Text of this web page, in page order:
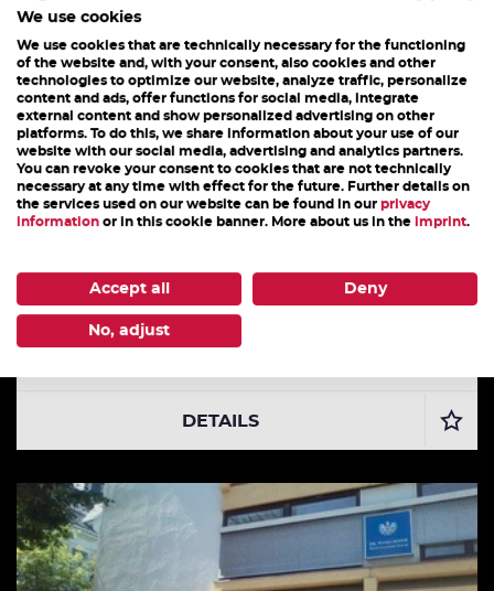
DAS KÖNNTE DICH AUCH INTERESSIEREN
ZOBL.BAUER
DETAILS
We use cookies
We use cookies that are technically necessary for the functioning
of the website and, with your consent, also cookies and other
technologies to optimize our website, analyze traffic, personalize
content and ads, offer functions for social media, integrate
external content and show personalized advertising on other
platforms. To do this, we share information about your use of our
website with our social media, advertising and analytics partners.
You can revoke your consent to cookies that are not technically
necessary at any time with effect for the future. Further details on
the services used on our website can be found in our privacy
information or in this cookie banner. More about us in the imprint.
Accept all Deny
No, adjust